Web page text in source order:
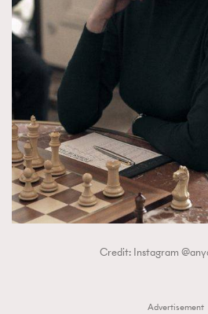
Credit: Instagram
Advertisement